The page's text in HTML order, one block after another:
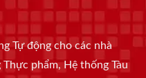
Tự động cho các nhà
Thực phẩm, Hệ thống Tàu